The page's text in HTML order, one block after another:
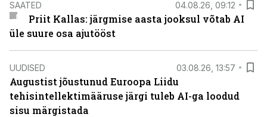
SAATED 04.08.26, 09:12
Priit Kallas: järgmise aasta jooksul võtab AI
üle suure osa ajutööst
UUDISED 03.08.26, 13:57
Augustist jõustunud Euroopa Liidu
tehisintellektimääruse järgi tuleb AI-ga loodud
sisu märgistada